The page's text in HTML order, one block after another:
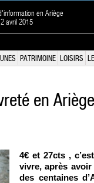
en Ariège
avril 2015
PATRIMOINE LOISIRS
en
4€ et 27cts ,
vivre, après
des centaines